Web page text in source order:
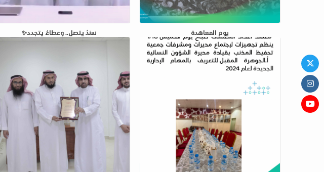
يوم المعاهدة ‏سندٌ يتصل.. وعطاءٌ يتجدد✨